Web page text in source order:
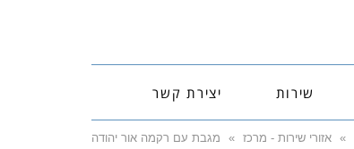
שירות יצירת קשר
» אזורי שירות - מרכז » מגבת עם רקמה אור יהודה